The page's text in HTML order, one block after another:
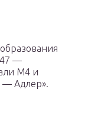
—
М4 и
— Адлер».